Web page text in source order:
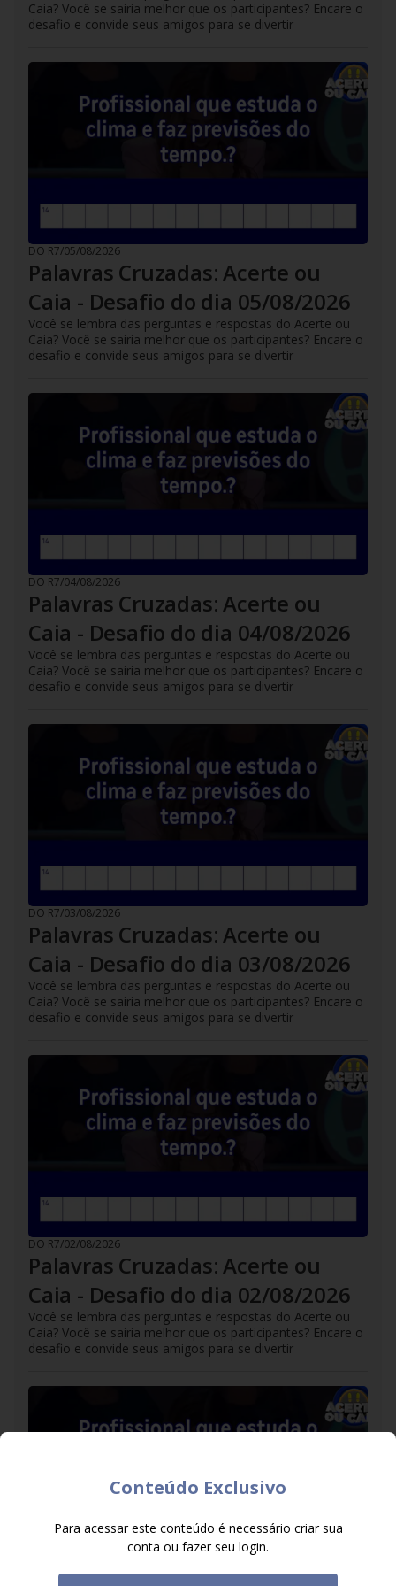
Caia? Você se sairia melhor que os participantes? Encare o
desafio e convide seus amigos para se divertir
DO R7/05/08/2026
Palavras Cruzadas: Acerte ou
Caia - Desafio do dia 05/08/2026
Você se lembra das perguntas e respostas do Acerte ou
Caia? Você se sairia melhor que os participantes? Encare o
desafio e convide seus amigos para se divertir
DO R7/04/08/2026
Palavras Cruzadas: Acerte ou
Caia - Desafio do dia 04/08/2026
Você se lembra das perguntas e respostas do Acerte ou
Caia? Você se sairia melhor que os participantes? Encare o
desafio e convide seus amigos para se divertir
DO R7/03/08/2026
Palavras Cruzadas: Acerte ou
Caia - Desafio do dia 03/08/2026
Você se lembra das perguntas e respostas do Acerte ou
Caia? Você se sairia melhor que os participantes? Encare o
desafio e convide seus amigos para se divertir
DO R7/02/08/2026
Palavras Cruzadas: Acerte ou
Caia - Desafio do dia 02/08/2026
Você se lembra das perguntas e respostas do Acerte ou
Caia? Você se sairia melhor que os participantes? Encare o
desafio e convide seus amigos para se divertir
DO R7/01/08/2026
Conteúdo Exclusivo
Para acessar este conteúdo é necessário criar sua
conta ou fazer seu login.